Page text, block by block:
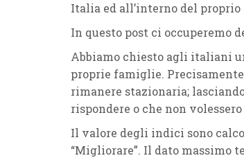
Italia ed all’interno del
In questo post ci occuperemo
Abbiamo chiesto agli italiani
proprie famiglie.
rimanere stazionaria;
rispondere o che non
Il valore degli indici sono
“Migliorare”. Il dato massimo